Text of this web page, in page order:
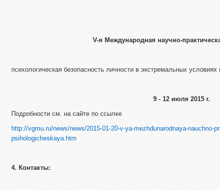
V-я Международная научно-
психологическая безопасность личности в экстремальных
9 - 12 июля 2015 г.
Подробности см. на сайте по ссылке
http://vgmu.ru/news/news/2015-01-20-v-ya-mezhdunarodnaya-nauchno-
psihologicheskaya.htm
4. Контакты: